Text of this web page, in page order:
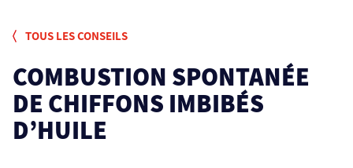
TOUS LES CONSEILS
COMBUSTION SPONTANÉE
DE CHIFFONS IMBIBÉS
D’HUILE